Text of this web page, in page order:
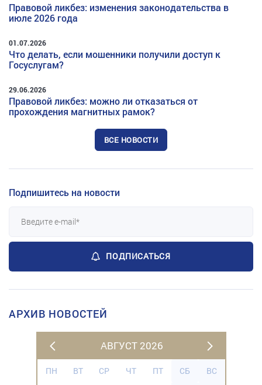
Правовой ликбез: изменения законодательства в
июле 2026 года
01.07.2026
Что делать, если мошенники получили доступ к
Госуслугам?
29.06.2026
Правовой ликбез: можно ли отказаться от
прохождения магнитных рамок?
ВСЕ НОВОСТИ
Подпишитесь на новости
ПОДПИСАТЬСЯ
АРХИВ НОВОСТЕЙ
АВГУСТ 2026
ПН ВТ СР ЧТ ПТ СБ
ВС